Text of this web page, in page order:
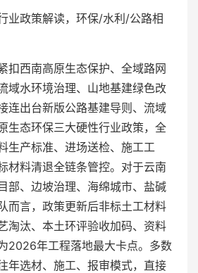
业政策解读，环保/水利/公路相
扣西南高原生态保护、全域路网
域水环境治理、山地基建绿色改
连出台新版公路基建导则、流域
生态环保三大硬性行业政策，全
生产标准、进场送检、施工工
材料清退全链条管控。对于云南
部、边坡治理、海绵城市、盐碱
而言，政策更新后非标土工材料
淘汰、本土环评验收加码、资料
2026年工程落地最大卡点。多数
年选材、施工、报审模式，直接